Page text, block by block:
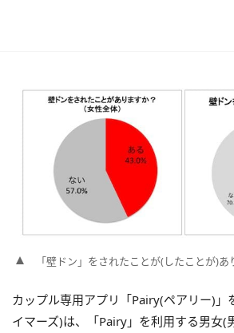
「壁ドン」をされたことが(したことが)あ
カップル専用アプリ「Pairy(ペアリー)」
イマーズ)は、「Pairy」を利用する男女(